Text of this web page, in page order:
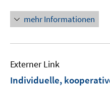
mehr Informationen
Externer Link
Individuelle,